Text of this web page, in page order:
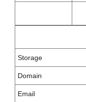
Storage
Domain
Email